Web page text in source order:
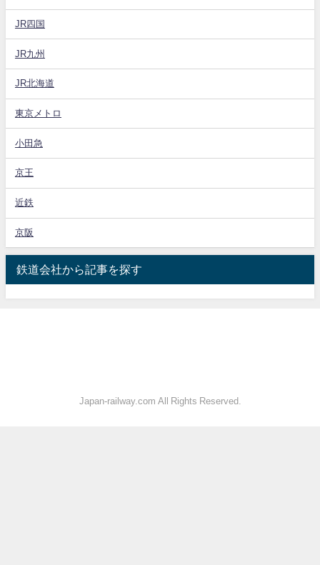
JR四国
JR九州
JR北海道
東京メトロ
小田急
京王
近鉄
京阪
鉄道会社から記事を探す
Japan-railway.com All Rights Reserved.